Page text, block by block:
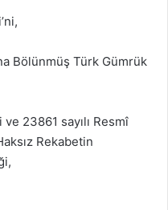
Bölünmüş Türk Gümrük
23861 sayılı Resmî
Rekabetin